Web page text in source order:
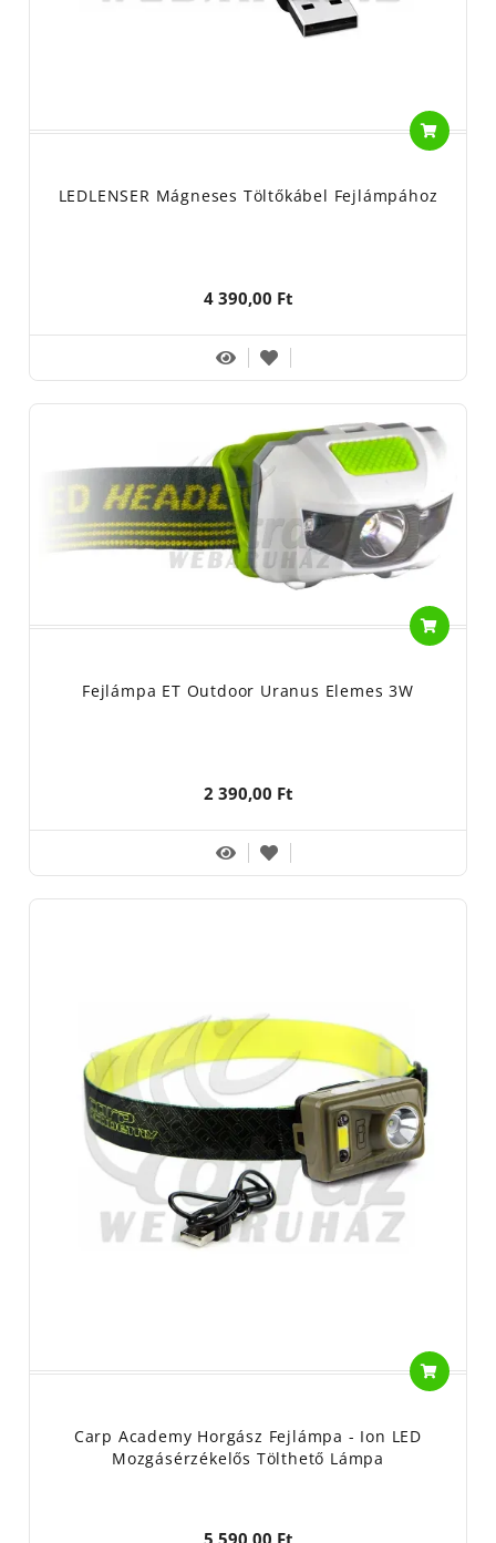
LEDLENSER Mágneses Töltőkábel Fejlámpához
4 390,00 Ft
Fejlámpa ET Outdoor Uranus Elemes 3W
2 390,00 Ft
Carp Academy Horgász Fejlámpa - Ion LED
Mozgásérzékelős Tölthető Lámpa
5 590,00 Ft